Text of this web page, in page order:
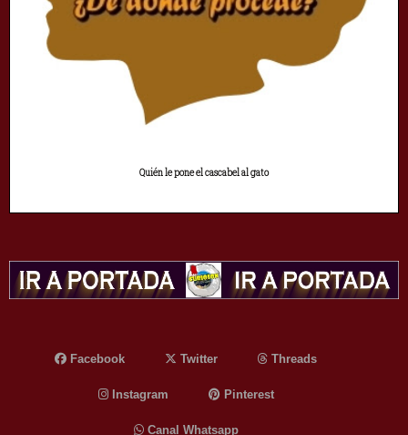
Quién le pone el cascabel al gato
Facebook Twitter Threads
Instagram Pinterest
Canal Whatsapp